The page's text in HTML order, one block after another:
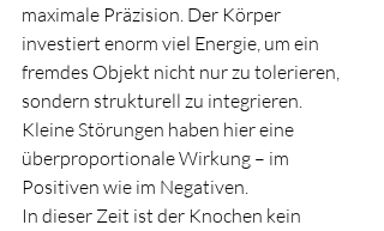
maximale Präzision. Der Körper
investiert enorm viel Energie, um ein
fremdes Objekt nicht nur zu tolerieren,
sondern strukturell zu integrieren.
Kleine Störungen haben hier eine
überproportionale Wirkung – im
Positiven wie im Negativen.
In dieser Zeit ist der Knochen kein